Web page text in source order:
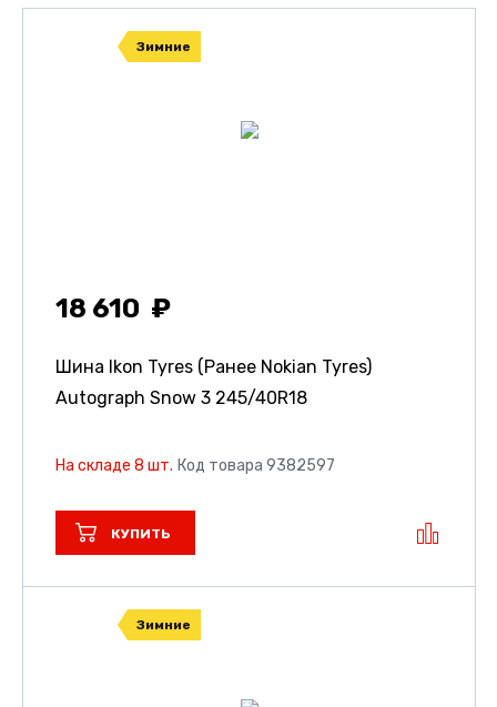
Зимние
18 610
Шина Ikon Tyres (Ранее Nokian Tyres)
Autograph Snow 3 245/40R18
На складе 8 шт. Код товара 9382597
КУПИТЬ
Зимние